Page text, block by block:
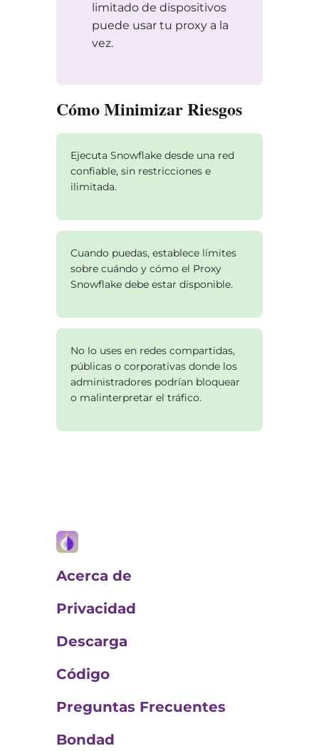
limitado de dispositivos
puede usar tu proxy a la
vez.
Cómo Minimizar Riesgos
Ejecuta Snowflake desde una red
confiable, sin restricciones e
ilimitada.
Cuando puedas, establece límites
sobre cuándo y cómo el Proxy
Snowflake debe estar disponible.
No lo uses en redes compartidas,
públicas o corporativas donde los
administradores podrían bloquear
o malinterpretar el tráfico.
Acerca de
Privacidad
Descarga
Código
Preguntas Frecuentes
Bondad